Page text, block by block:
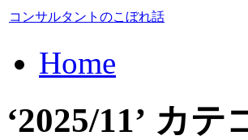
コンサルタントのこぼれ話
Home
‘2025/11’ カ